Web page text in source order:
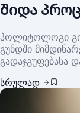
შიდა
პოლიტოლოგი
გუნდში
გადაჯგუფებასა
კობახიძის
სრულად